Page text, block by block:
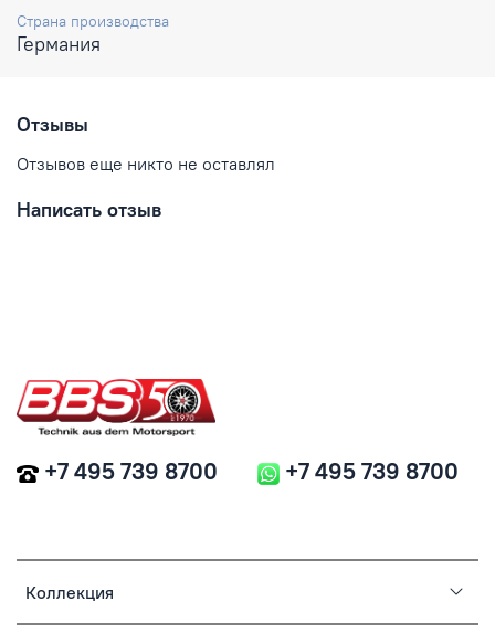
Страна производства
Германия
Отзывы
Отзывов еще никто не оставлял
Написать отзыв
Коллекция
+7 495 739 8700 +7 495 739 8700